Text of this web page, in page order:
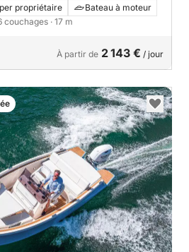
propriétaire
Bateau à moteur
couchages · 17 m
À partir de 2 143 € / jour